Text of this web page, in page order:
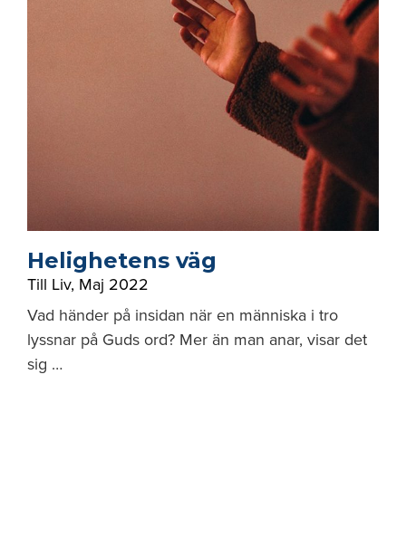
Helighetens väg
Till Liv, Maj 2022
Vad händer på insidan när en människa i tro
lyssnar på Guds ord? Mer än man anar, visar det
sig …